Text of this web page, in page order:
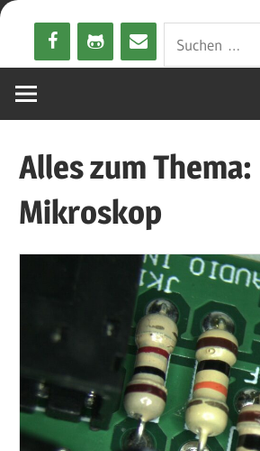
Zum
springen
Alles zum Thema:
Mikroskop